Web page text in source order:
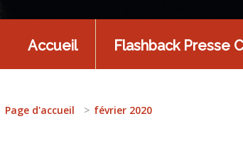
Accueil Flashback Presse
Page d'accueil février 2020